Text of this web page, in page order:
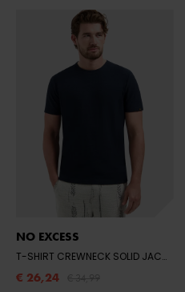
NO EXCESS
T-SHIRT CREWNECK SOLID JACQUARD
€ 26,24